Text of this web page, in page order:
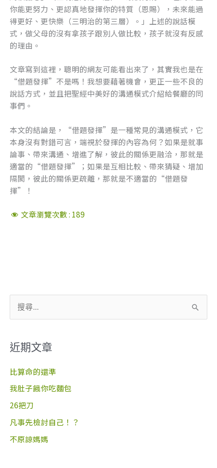
你能更努力、更認真地發揮你的特質（恩賜），未來能過
得更好、更快樂（三明治的第三層）。」上述的說話模
式，做父母的沒有拿孩子跟別人做比較，孩子就沒有反感
的理由。
文章寫到這裡，聰明的網友可能看出來了，其實我也是在
“借題發揮”不是嗎！我想要藉著機會，更正一些不良的
說話方式，並且把聖經中美好的溝通模式介紹給餐廳的同
事們。
本文的結論是，“借題發揮”是一種常見的溝通模式，它
本身沒有對錯可言，端視於發揮的內容為何？如果是就事
論事、帶來溝通、增進了解，彼此的關係更融洽，那就是
適當的“借題發揮”；如果是互相比較、帶來猜疑、增加
隔閡，彼此的關係更疏離，那就是不適當的“借題發
揮”！
文章瀏覽次數 : 189
尋
鍵
字
:
近期文章
比算命的還準
我肚子餓你吃麵包
26把刀
凡事先檢討自己！？
不原諒媽媽